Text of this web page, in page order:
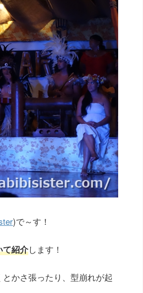
)で～す！
て紹介します！
かさ張ったり、型崩れが起